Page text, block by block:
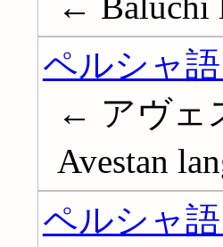
ペルシャ
← アヴェ
Avestan
ペルシャ